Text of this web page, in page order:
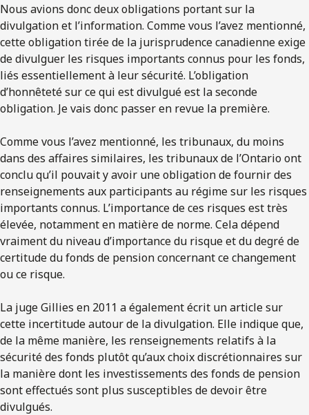
Nous avions donc deux obligations portant sur la
divulgation et l’information. Comme vous l’avez mentionné,
cette obligation tirée de la jurisprudence canadienne exige
de divulguer les risques importants connus pour les fonds,
liés essentiellement à leur sécurité. L’obligation
d’honnêteté sur ce qui est divulgué est la seconde
obligation. Je vais donc passer en revue la première.
Comme vous l’avez mentionné, les tribunaux, du moins
dans des affaires similaires, les tribunaux de l’Ontario ont
conclu qu’il pouvait y avoir une obligation de fournir des
renseignements aux participants au régime sur les risques
importants connus. L’importance de ces risques est très
élevée, notamment en matière de norme. Cela dépend
vraiment du niveau d’importance du risque et du degré de
certitude du fonds de pension concernant ce changement
ou ce risque.
La juge Gillies en 2011 a également écrit un article sur
cette incertitude autour de la divulgation. Elle indique que,
de la même manière, les renseignements relatifs à la
sécurité des fonds plutôt qu’aux choix discrétionnaires sur
la manière dont les investissements des fonds de pension
sont effectués sont plus susceptibles de devoir être
divulgués.